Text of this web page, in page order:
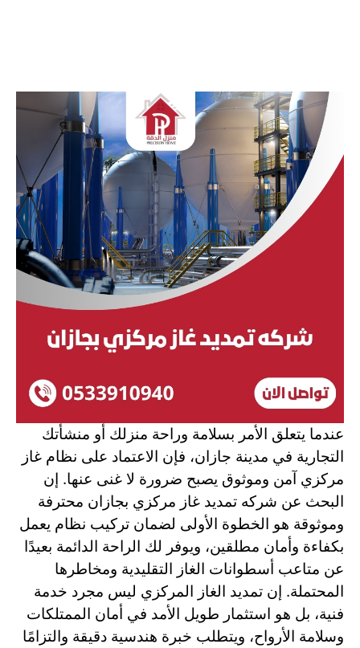
عندما يتعلق الأمر بسلامة وراحة منزلك أو منشأتك
التجارية في مدينة جازان، فإن الاعتماد على نظام غاز
مركزي آمن وموثوق يصبح ضرورة لا غنى عنها. إن
البحث عن شركه تمديد غاز مركزي بجازان محترفة
وموثوقة هو الخطوة الأولى لضمان تركيب نظام يعمل
بكفاءة وأمان مطلقين، ويوفر لك الراحة الدائمة بعيدًا
عن متاعب أسطوانات الغاز التقليدية ومخاطرها
المحتملة. إن تمديد الغاز المركزي ليس مجرد خدمة
فنية، بل هو استثمار طويل الأمد في أمان الممتلكات
وسلامة الأرواح، ويتطلب خبرة هندسية دقيقة والتزامًا